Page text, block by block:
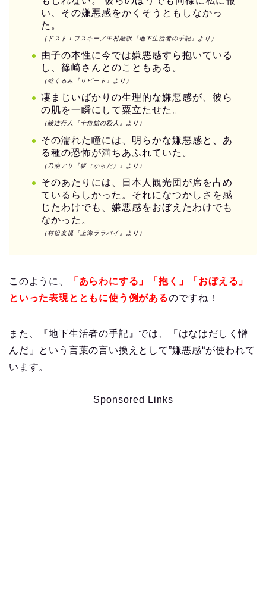
い、その嫌悪感をかくそうともしなかっ
た。
（ドストエフスキー／中村融訳『地下生活者の手記』より）
由子の本性に今では嫌悪感すら抱いている
し、篠崎さんとのこともある。
（乾くるみ『リピート』より）
凄まじいばかりの生理的な嫌悪感が、彼ら
の肌を一瞬にして粟立たせた。
（綾辻行人『十角館の殺人』より）
その濡れた瞳には、明らかな嫌悪感と、あ
る種の恐怖が満ちあふれていた。
（乃南アサ『躯（からだ）』より）
そのあたりには、日本人観光団が席を占め
ているらしかった。それになつかしさを感
じたわけでも、嫌悪感をおぼえたわけでも
なかった。
（村松友視『上海ララバイ』より）
このように、
「あらわにする」「抱く」「おぼえる」
といった表現とともに使う例があるのですね！
また、『地下生活者の手記』では、「はなはだしく憎
んだ」という言葉の言い換えとして”嫌悪感“が使われて
います。
Sponsored Links